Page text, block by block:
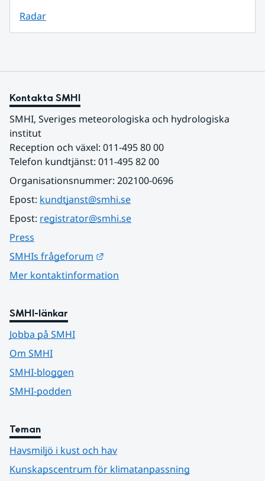
Radar
Kontakta SMHI
SMHI, Sveriges meteorologiska och hydrologiska
institut
Reception och växel: 011-495 80 00
Telefon kundtjänst: 011-495 82 00
Organisationsnummer: 202100-0696
Epost: kundtjanst@smhi.se
Epost: registrator@smhi.se
Press
SMHIs frågeforum
Mer kontaktinformation
SMHI-länkar
Jobba på SMHI
Om SMHI
SMHI-bloggen
SMHI-podden
Teman
Havsmiljö i kust och hav
Kunskapscentrum för klimatanpassning